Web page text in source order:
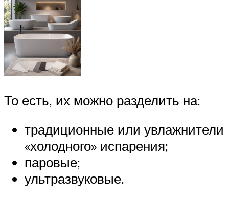
То есть, их можно разделить на:
традиционные или увлажнители
«холодного» испарения;
паровые;
ультразвуковые.